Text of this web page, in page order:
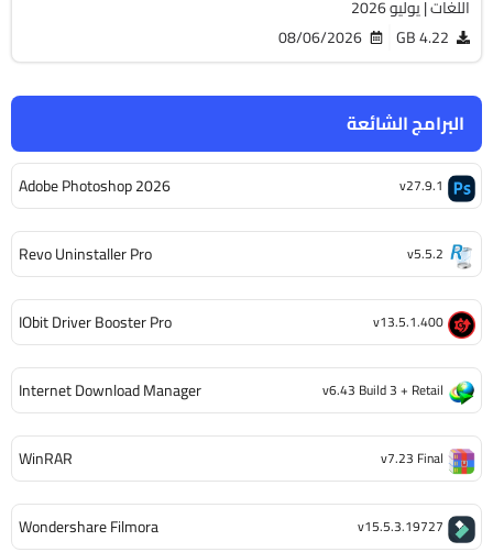
البرامج الشائعة
Adobe Photoshop 2026 v27.9.1
Revo Uninstaller Pro v5.5.2
IObit Driver Booster Pro v13.5.1.400
Internet Download Manager v6.43 Build 3 + Retail
WinRAR v7.23 Final
Wondershare Filmora v15.5.3.19727
اللغات | يوليو 2026
4.22 GB
08/06/2026